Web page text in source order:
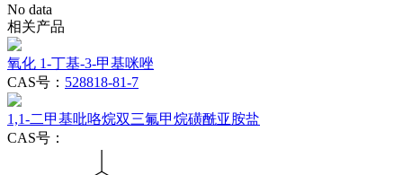
No data
相关产品
氧化 1-丁基-3-甲基咪唑
CAS号： 528818-81-7
1,1-二甲基吡咯烷双三氟甲烷磺酰亚胺盐
CAS号：